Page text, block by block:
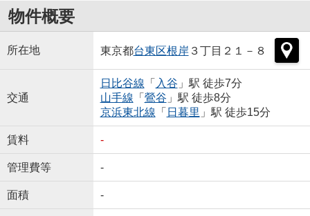
物件概要
所在地 東京都台東区根岸 ３丁目２１－８
交通
日比谷線 「 入谷 」駅 徒歩7分
山手線 「 鶯谷 」駅 徒歩8分
京浜東北線 「 日暮里 」駅 徒歩15分
賃料 -
管理費等 -
面積 -